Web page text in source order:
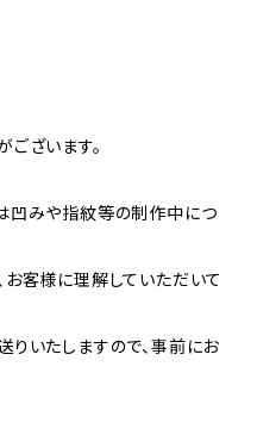
ざいます。
凹みや指紋等の制作中につ
お客様に理解していただいて
いたしますので、事前にお